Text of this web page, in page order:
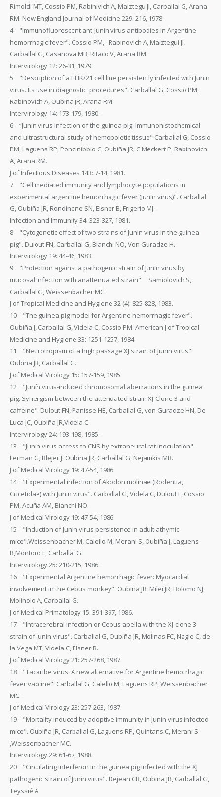
Rimoldi MT, Cossio PM, Rabinivich A, Maiztegu JI, Carballal G, Arana
RM. New England Journal of Medicine 229: 216, 1978.
4 "Immunofluorescent ant-Junin virus antibodies in Argentine
hemorrhagic fever". Cossio PM, Rabinovich A, Maiztegui JI,
Carballal G, Casanova MB, Ritaco V, Arana RM.
Intervirology 12: 26-31, 1979.
5 "Description of a BHK/21 cell line persistently infected with Junin
virus. Its use in diagnostic procedures". Carballal G, Cossio PM,
Rabinovich A, Oubiña JR, Arana RM.
Intervirology 14: 173-179, 1980.
6 “Junin virus infection of the guinea pig: Immunohistochemical
and ultrastructural study of hemopoietic tissue" Carballal G, Cossio
PM, Laguens RP, Ponzinibbio C, Oubiña JR, C Meckert P, Rabinovich
A, Arana RM.
J of Infectious Diseases 143: 7-14, 1981.
7 "Cell mediated immunity and lymphocyte populations in
experimental argentine hemorrhagic fever (Junin virus)". Carballal
G, Oubiña JR, Rondinone SN, Elsner B, Frigerio MJ.
Infection and Immunity 34: 323-327, 1981.
8 "Cytogenetic effect of two strains of Junin virus in the guinea
pig". Dulout FN, Carballal G, Bianchi NO, Von Guradze H.
Intervirology 19: 44-46, 1983.
9 "Protection against a pathogenic strain of Junin virus by
mucosal infection with anattenuated strain". Samiolovich S,
Carballal G, Weissenbacher MC.
J of Tropical Medicine and Hygiene 32 (4): 825-828, 1983.
10 "The guinea pig model for Argentine hemorrhagic fever".
Oubiña J, Carballal G, Videla C, Cossio PM. American J of Tropical
Medicine and Hygiene 33: 1251-1257, 1984.
11 "Neurotropism of a high passage XJ strain of Junin virus".
Oubiña JR, Carballal G.
J of Medical Virology 15: 157-159, 1985.
12 "Junín virus-induced chromosomal aberrations in the guinea
pig. Synergism between the attenuated strain XJ-Clone 3 and
caffeine". Dulout FN, Panisse HE, Carballal G, von Guradze HN, De
Luca JC, Oubiña JR,Videla C.
Intervirology 24: 193-198, 1985.
13 "Junin virus access to CNS by extraneural rat inoculation".
Lerman G, Blejer J, Oubiña JR, Carballal G, Nejamkis MR.
J of Medical Virology 19: 47-54, 1986.
14 "Experimental infection of Akodon molinae (Rodentia,
Cricetidae) with Junin virus". Carballal G, Videla C, Dulout F, Cossio
PM, Acuña AM, Bianchi NO.
J of Medical Virology 19: 47-54, 1986.
15 "Induction of Junin virus persistence in adult athymic
mice".Weissenbacher M, Calello M, Merani S, Oubiña J, Laguens
R,Montoro L, Carballal G.
Intervirology 25: 210-215, 1986.
16 "Experimental Argentine hemorrhagic fever: Myocardial
involvement in the Cebus monkey". Oubiña JR, Milei JR, Bolomo NJ,
Molinolo A, Carballal G.
J of Medical Primatology 15: 391-397, 1986.
17 "Intracerebral infection or Cebus apella with the XJ-clone 3
strain of Junin virus". Carballal G, Oubiña JR, Molinas FC, Nagle C, de
la Vega MT, Videla C, Elsner B.
J of Medical Virology 21: 257-268, 1987.
18 "Tacaribe virus: A new alternative for Argentine hemorrhagic
fever vaccine". Carballal G, Calello M, Laguens RP, Weissenbacher
MC.
J of Medical Virology 23: 257-263, 1987.
19 "Mortality induced by adoptive immunity in Junin virus infected
mice". Oubiña JR, Carballal G, Laguens RP, Quintans C, Merani S
,Weissenbacher MC.
Intervirology 29: 61-67, 1988.
20 "Circulating interferon in the guinea pig infected with the XJ
pathogenic strain of Junin virus". Dejean CB, Oubiña JR, Carballal G,
Teyssié A.